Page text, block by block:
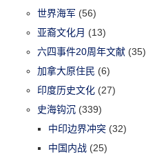
世界海军 (56)
亚裔文化月 (13)
六四事件20周年文献 (35)
加拿大原住民 (6)
印度历史文化 (27)
史海钩沉 (339)
中印边界冲突 (32)
中国内战 (25)